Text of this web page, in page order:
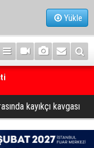
Yükle
kayıkçı kavgası